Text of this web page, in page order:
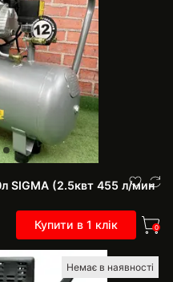
SIGMA (2.5квт 455 л/мин
Купити в 1 клік 0
Немає в наявності